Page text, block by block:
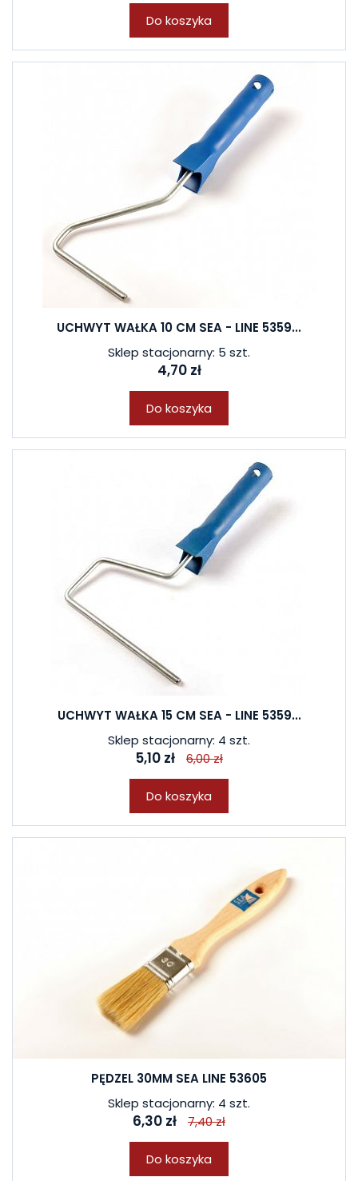
Do koszyka
UCHWYT WAŁKA 10 CM SEA - LINE 5359...
Sklep stacjonarny: 5 szt.
4,70 zł
Do koszyka
UCHWYT WAŁKA 15 CM SEA - LINE 5359...
Sklep stacjonarny: 4 szt.
5,10 zł 6,00 zł
Do koszyka
PĘDZEL 30MM SEA LINE 53605
Sklep stacjonarny: 4 szt.
6,30 zł 7,40 zł
Do koszyka